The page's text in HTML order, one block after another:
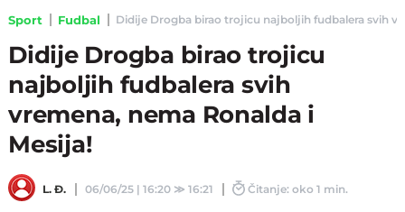
Sport Fudbal Didije Drogba birao trojicu najboljih fudbalera svih
Didije Drogba birao trojicu
najboljih fudbalera svih
vremena, nema Ronalda i
Mesija!
L. Đ. 06/06/25 | 16:20 ≫16:21 Čitanje: oko 1 min.